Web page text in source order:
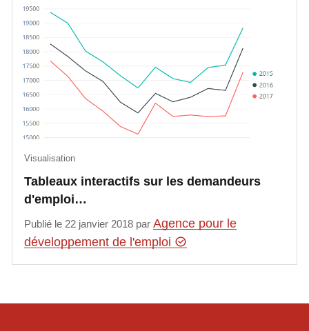
Tableaux interactifs sur les demandeurs
d'emploi…
Visualisation
Publié le 22 janvier 2018 parAgence pour le
développement de l'emploi